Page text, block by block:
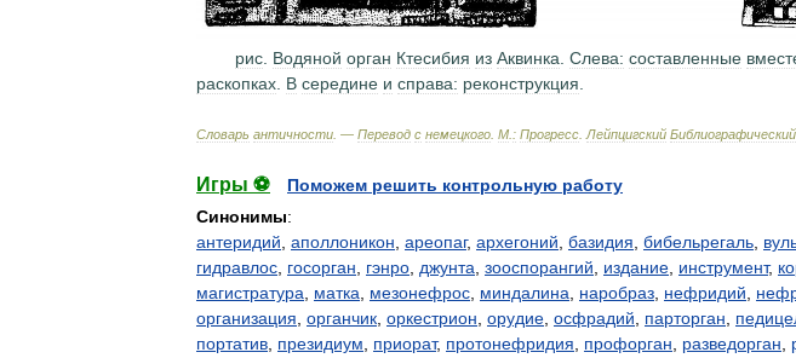
рис. Водяной орган Ктесибия из Аквинка. Слева: составленные
раскопках. В середине и справа: реконструкция.
Словарь античности . — Перевод с немецкого М : Прогресс Лейпцигский Библиографический
Игры ⚽
Поможем решить контрольную работу
Синонимы:
антеридий, аполлоникон, ареопаг, архегоний, базидия, бибельрегаль,
гидравлос, госорган, гэнро, джунта, зооспорангий, издание, инструмент,
магистратура, матка, мезонефрос, миндалина, наробраз, нефридий,
организация, органчик, оркестрион, орудие, осфрадий, парторган,
портатив, президиум, приорат, протонефридия, профорган, разведорган,